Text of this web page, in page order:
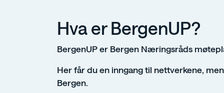
Hva er BergenUP?
BergenUP er Bergen Næringsråds
Her får du en inngang til nettverkene,
Bergen.